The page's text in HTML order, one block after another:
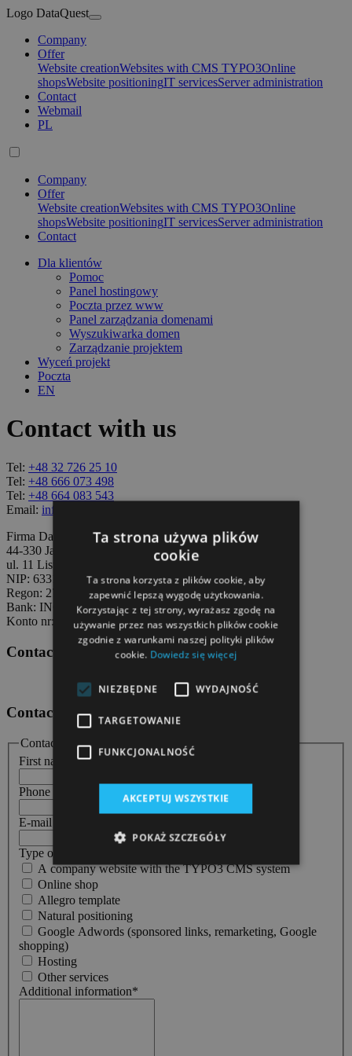
Logo DataQuest
Company
Offer
Website creationWebsites with CMS TYPO3Online
shopsWebsite positioningIT servicesServer administration
Contact
Webmail
PL
Company
Offer
Website creationWebsites with CMS TYPO3Online
shopsWebsite positioningIT servicesServer administration
Contact
Dla klientów
Pomoc
Panel hostingowy
Poczta przez www
Panel zarządzania domenami
Wyszukiwarka domen
Zarządzanie projektem
Wyceń projekt
Poczta
EN
Contact with us
Tel: +48 32 726 25 10
Tel: +48 666 073 498
Tel: +48 664 083 543
Email: info@dataquest.pl
Firma Data Quest
44-330 Jastrzębie-Zdrój
ul. 11 Listopada 67
NIP: 6331013867
Regon: 273797640
Bank: ING Bank Śląski O/Jastrzębie-Zdrój
Konto nr: 45 1050 1605 1000 0004 0372 2424
Contact form
Contact form
Contact form
First name and last name
Phone number
E-mail adress
Type of offer
A company website with the TYPO3 CMS system
Online shop
Allegro template
Natural positioning
shopping)
Hosting
Other services
Additional information*
Ta strona używa plików
cookie
Ta strona korzysta z plików cookie, aby
zapewnić lepszą wygodę użytkowania.
Korzystając z tej strony, wyrażasz zgodę na
używanie przez nas wszystkich plików cookie
zgodnie z warunkami naszej polityki plików
cookie. Dowiedz się więcej
NIEZBĘDNE WYDAJNOŚĆ
TARGETOWANIE
FUNKCJONALNOŚĆ
AKCEPTUJ WSZYSTKIE
POKAŻ SZCZEGÓŁY